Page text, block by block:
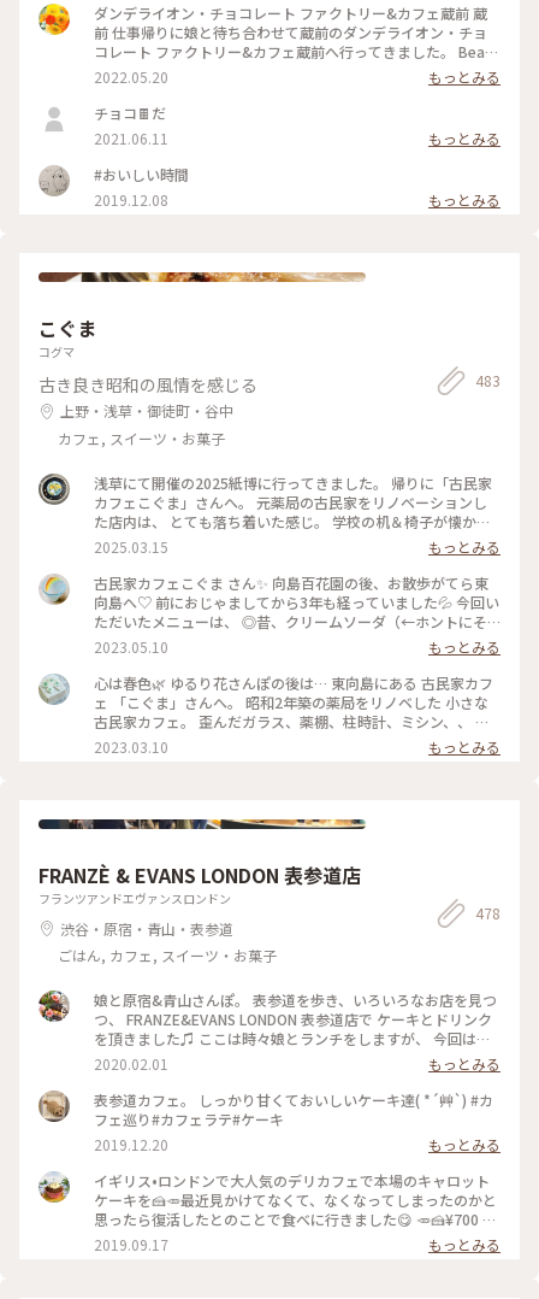
ダンデライオン・チョコレート ファクトリー&カフェ蔵前 蔵
前 仕事帰りに娘と待ち合わせて蔵前のダンデライオン・チョ
コレート ファクトリー&カフェ蔵前へ行ってきました。 Bean
to Bar（ビーントゥバー）とは、カカオ豆からチョコレートバ
ーになるまで一貫して製造を行うことだそうで（いまさら知り
ました💦）、レジ脇の硝子張りのお部屋にはカカオ豆がたくさ
んあり、右側には完成したチョコバーが綺麗に並んでいまし
た。 今日は、蔵前店限定のほうじ茶で香りづけしたホットチ
ョコレートと一番人気のスモアをたべました。 （スモア→グ
ラハムクラッカーの上にチョコレートガナッシュとマシュマロ
が乗っていて、注文を受けてから表面を焼き上げてくれます）
て、東京にはいまはここだけになってしまったのですね。 土日
前 #カフェ #まだまだ #行きたいカフェが #いっぱい
2022.05.20
もっとみる
チョコ🍫だ
2021.06.11
もっとみる
#おいしい時間
2019.12.08
もっとみる
こぐま
コグマ
古き良き昭和の風情を感じる
上野・浅草・御徒町・谷中
カフェ, スイーツ・お菓子
483
浅草にて開催の2025紙博に行ってきました。 帰りに「古民家
カフェこぐま」さんへ。 元薬局の古民家をリノベーションし
た店内は、 とても落ち着いた感じ。 学校の机＆椅子が懐かし
いかった！ 食事とスイーツで悩みましたが、 今回はランチ兼
ディナーとして焼きオムライス。 卵の下にチーズが入ってい
て、美味しかったです。 次はスイーツをいただきたいな〜 #曳
舟 #東向島 #古民家カフェ #スカイツリー
2025.03.15
もっとみる
古民家カフェこぐま さん✨ 向島百花園の後、お散歩がてら東
向島へ♡ 前におじゃましてから3年も経っていました💦 今回い
ただいたメニューは、 ◎昔、クリームソーダ（←ホントにそ
ういう名前） ◎焼きカレー ここに来ると頼みたくなるクリー
ムソーダ（笑） （前回も投稿していた😂） そしてお初の焼き
カレー旨しです！🍛 * 相変わらずレトロ感溢れ、ダウンライト
が落ち着きます。 ポイントカードをもらったので、 また訪問
したいと思います🧸💕 #こぐま #古民家カフェ #レトロ #もと
薬局 #ランチ #スイーツ食べてないよ #私のことりっぷ旅 #レ
トロな街 #ひとりカフェ部
2023.05.10
もっとみる
心は春色🌿 ゆるり花さんぽの後は… 東向島にある 古民家カフ
ェ 「こぐま」さんへ。 昭和2年築の薬局をリノベした 小さな
古民家カフェ。 歪んだガラス、薬棚、柱時計、ミシン、、 古
いものと、学校の机と椅子などなど… なんともノスタルジック
な店内で あんみつ玉と ジャスミン茶、 ショコラと珈琲のタル
た。 #心は春色#東向島#こぐま#古民家カフェ#東京カフェ#ゆ
2023.03.10 もっとみる
FRANZÈ & EVANS LONDON 表参道店
フランツアンドエヴァンスロンドン
渋谷・原宿・青山・表参道
ごはん, カフェ, スイーツ・お菓子
478
娘と原宿&青山さんぽ。 表参道を歩き、いろいろなお店を見つ
つ、 FRANZE&EVANS LONDON 表参道店で ケーキとドリンク
を頂きました♫ ここは時々娘とランチをしますが、 今回はケ
ーキを、私はビーツのカフェラテと一緒に♡ どのケーキもと
ってもかわいくて 美味しそうで迷いました。 私は今回パンプ
ディングのケーキで、 あたたかくて美味しかったです(o^^o)
居心地が良くホッとひと息。 パンプディングとカフェラテで
ゆっくりあたたまりました(^-^) #franzeandevanslondon #表
参道 #神宮前 #東京 #冬のおでかけ #わたしの街 #ケーキ #カフ
ェラテ #ビーツ #ラテアート #カフェ #青山
2020.02.01
もっとみる
表参道カフェ。 しっかり甘くておいしいケーキ達( *´艸`) #カ
フェ巡り#カフェラテ#ケーキ
2019.12.20
もっとみる
イギリス•ロンドンで大人気のデリカフェで本場のキャロット
ケーキを🍰🥕最近見かけてなくて、なくなってしまったのかと
思ったら復活したとのことで食べに行きました😋 🥕🍰¥700 #
フランツアンドエヴァンス #キャロットケーキ #表参道
2019.09.17 もっとみる